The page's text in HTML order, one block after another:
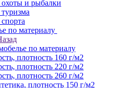
и рыбалки
по материалу
по материалу
плотность 160 г/м2
плотность 220 г/м2
плотность 260 г/м2
плотность 150 г/м2